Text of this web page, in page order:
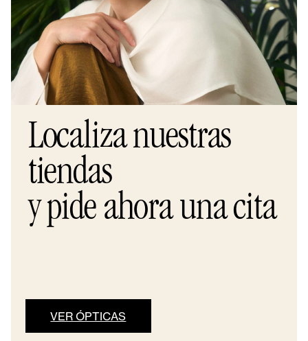
Localiza nuestras
tiendas
y pide ahora una cita
VER ÓPTICAS